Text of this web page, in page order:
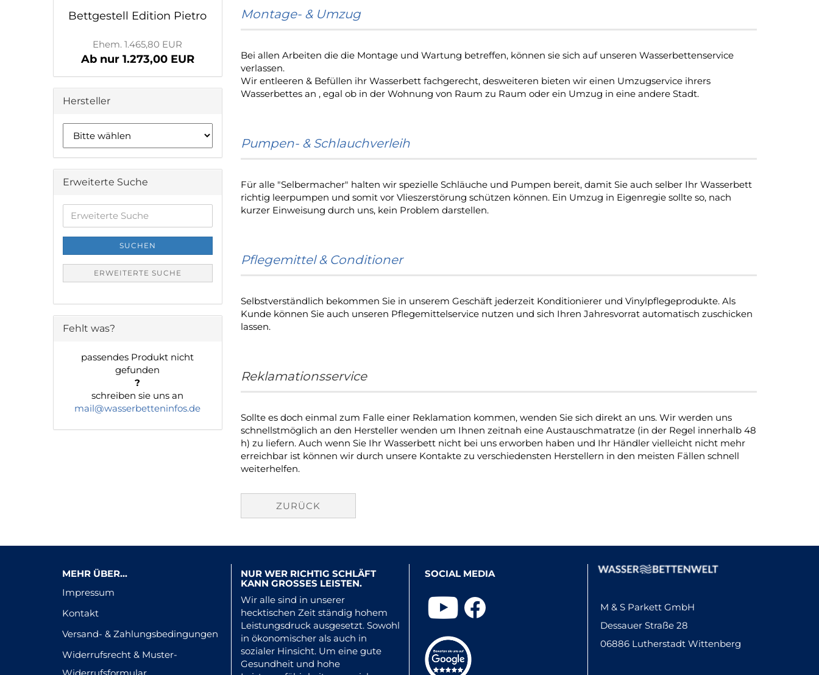
Montage- & Umzug
Bei allen Arbeiten die die Montage und Wartung betreffen, können sie sich auf unseren Wasserbettenservice
verlassen.
Wir entleeren & Befüllen ihr Wasserbett fachgerecht, desweiteren bieten wir einen Umzugservice ihrers
Wasserbettes an , egal ob in der Wohnung von Raum zu Raum oder ein Umzug in eine andere Stadt.
Pumpen- & Schlauchverleih
Für alle "Selbermacher" halten wir spezielle Schläuche und Pumpen bereit, damit Sie auch selber Ihr Wasserbett
richtig leerpumpen und somit vor Vlieszerstörung schützen können. Ein Umzug in Eigenregie sollte so, nach
kurzer Einweisung durch uns, kein Problem darstellen.
Pflegemittel & Conditioner
Selbstverständlich bekommen Sie in unserem Geschäft jederzeit Konditionierer und Vinylpflegeprodukte. Als
Kunde können Sie auch unseren Pflegemittelservice nutzen und sich Ihren Jahresvorrat automatisch zuschicken
lassen.
Reklamationsservice
Sollte es doch einmal zum Falle einer Reklamation kommen, wenden Sie sich direkt an uns. Wir werden uns
schnellstmöglich an den Hersteller wenden um Ihnen zeitnah eine Austauschmatratze (in der Regel innerhalb 48
h) zu liefern. Auch wenn Sie Ihr Wasserbett nicht bei uns erworben haben und Ihr Händler vielleicht nicht mehr
erreichbar ist können wir durch unsere Kontakte zu verschiedensten Herstellern in den meisten Fällen schnell
weiterhelfen.
ZURÜCK
Bettgestell Edition Pietro
Ehem. 1.465,80 EUR
Ab nur 1.273,00 EUR
Hersteller
Erweiterte Suche
Erweiterte
Suche
SUCHEN
ERWEITERTE SUCHE
Fehlt was?
passendes Produkt nicht
gefunden
?
schreiben sie uns an
mail@wasserbetteninfos.de
MEHR ÜBER...
Impressum
Kontakt
Versand- & Zahlungsbedingungen
Widerrufsrecht & Muster-
Widerrufsformular
NUR WER RICHTIG SCHLÄFT
KANN GROSSES LEISTEN.
​Wir alle sind in unserer
hecktischen Zeit ständig hohem
Leistungsdruck ausgesetzt. Sowohl
in ökonomischer als auch in
sozialer Hinsicht. Um eine gute
Gesundheit und hohe
SOCIAL MEDIA
M & S Parkett GmbH
Dessauer Straße 28
06886 Lutherstadt Wittenberg